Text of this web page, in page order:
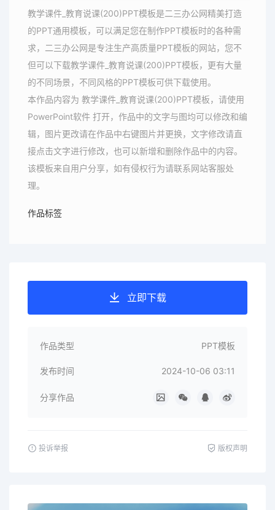
教学课件_教育说课(200)PPT模板是二三办公网精美打造
的PPT通用模板，可以满足您在制作PPT模板时的各种需
求，二三办公网是专注生产高质量PPT模板的网站，您不
但可以下载教学课件_教育说课(200)PPT模板，更有大量
的不同场景，不同风格的PPT模板可供下载使用。
本作品内容为 教学课件_教育说课(200)PPT模板，请使用
PowerPoint软件 打开，作品中的文字与图均可以修改和编
辑，图片更改请在作品中右键图片并更换，文字修改请直
接点击文字进行修改，也可以新增和删除作品中的内容。
该模板来自用户分享，如有侵权行为请联系网站客服处
理。
作品标签
立即下载
作品类型 PPT模板
发布时间 2024-10-06 03:11
分享作品
投诉举报 版权声明